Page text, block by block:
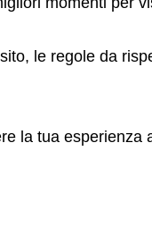
le regole da
la tua esperienza